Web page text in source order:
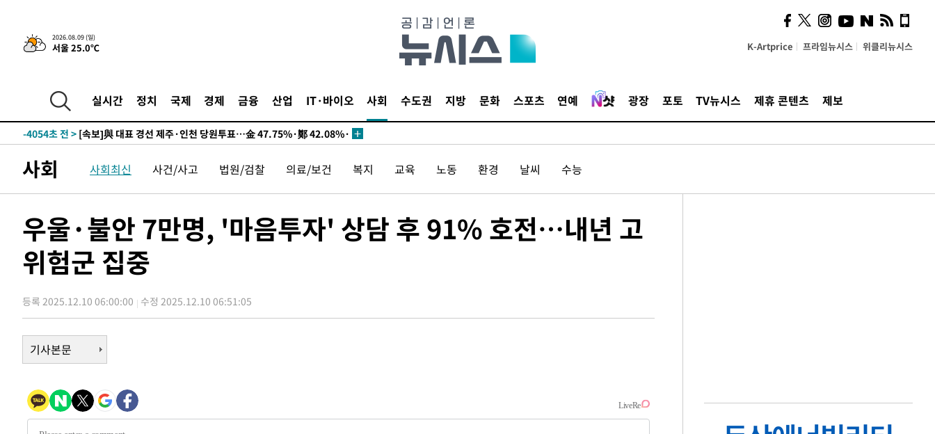
2026.08.09 (일)
서울 25.0℃ K-Artprice 프라임뉴시스 위클리뉴시스
실시간 정치 국제 경제 금융 산업 IT·바이오 사회 수도권 지방 문화 스포츠 연예 광장 포토 TV뉴시스 제휴 콘텐츠 제보
12시간 전 >[속보]뉴욕증시 상승 마감…S&P 0.6% 나스닥 1.3%↑
-13772초 전 >이란 "호르무즈 재개방 합의 근접…美 배상 선행돼야"
민수·김용 순
-4772초 전 >
[속보]김민석, 與 전대 당원투표 누적 득표율 45.42%로 1위… 정청
래 44.56%
-4054초 전 >
宋 10.17%
-3588초 전 > 이강인 "아틀레티코 이적 기뻐…등번호 7번 의미보단 팀 위해 뛸 것"
45분 전 >
낮 최고 35도 '무더위'…동해안 시간당 30㎜ '강한 비'[내일날씨]
57분 전 >[속보]이강인 "감독님이 원하는 마음 느꼈고, 많은 트로피 원해 아틀레티
1시간 전 >온열질환 사망자 3명 늘어…누적 환자 3000명 돌파
2시간 전 >강릉에 시간당 81.4㎜ 물폭탄…도로 잠기고 담벼락 붕괴
4시간 전 >백운산서 80년근 천종산삼 9뿌리 발견…감정가 1.3억원
5시간 전 >남자 농구, 나고야 아시안게임서 '홈팀' 일본과 한일전
6시간 전 >극한폭염 한풀 꺾이지만…'낮 최고 35도' 무더위, 열대야 계속[다음주
날씨]
7시간 전 >축구협회 "압수수색·성접대 논란 사과…쇄신의 기회로 삼겠다"
7시간 전 > [속보]'압수수색·성접대 논란' 축구협회 "실망과 걱정 안겨드려 죄송"
11시간 전 >'최고 37도' 폭염 지속…강원동해안 최대 150㎜ 비
사회 사회최신 사건/사고 법원/검찰 의료/보건 복지 교육 노동 환경 날씨 수능
우울·불안 7만명, '마음투자' 상담 후 91% 호전…내년 고
위험군 집중
등록 2025.12.10 06:00:00 수정 2025.12.10 06:51:05
기사본문